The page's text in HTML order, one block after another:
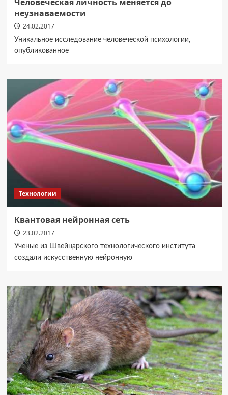
неузнаваемости
24.02.2017
Уникальное исследование человеческой психологии,
опубликованное
Технологии
Квантовая нейронная сеть
23.02.2017
Ученые из Швейцарского технологического института
создали искусственную нейронную